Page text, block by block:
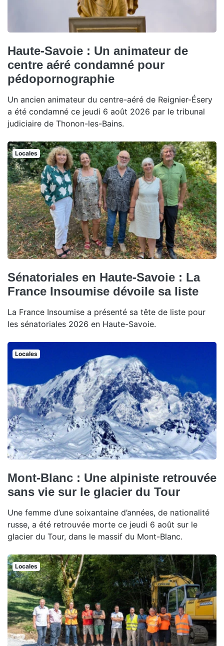
Haute-Savoie : Un animateur de
centre aéré condamné pour
pédopornographie
Un ancien animateur du centre-aéré de Reignier-Ésery
a été condamné ce jeudi 6 août 2026 par le tribunal
judiciaire de Thonon-les-Bains.
Locales
Sénatoriales en Haute-Savoie : La
France Insoumise dévoile sa liste
La France Insoumise a présenté sa tête de liste pour
les sénatoriales 2026 en Haute-Savoie.
Locales
Mont-Blanc : Une alpiniste retrouvée
sans vie sur le glacier du Tour
Une femme d’une soixantaine d’années, de nationalité
russe, a été retrouvée morte ce jeudi 6 août sur le
glacier du Tour, dans le massif du Mont-Blanc.
Locales